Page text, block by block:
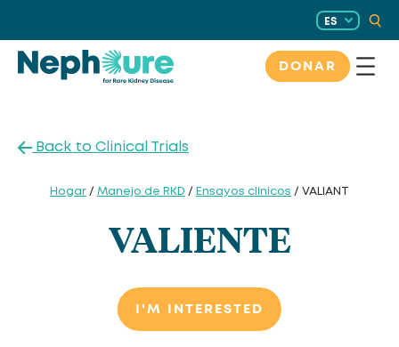
contenido
ES
DONAR
Back to Clinical Trials
Hogar / Manejo de RKD / Ensayos clínicos / VALIANT
VALIENTE
I'M INTERESTED